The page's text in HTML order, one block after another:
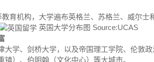
育机构，大学遍布英格兰、苏格兰、威尔
英国大学分布图 Source:UCAS
大学、剑桥大学，以及帝国理工学院、伦敦
镇）、伯明翰（文化中心）等大城市。